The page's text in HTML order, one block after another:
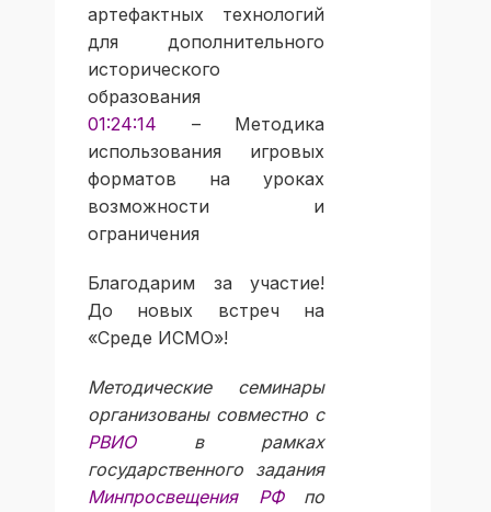
артефактных технологий
для дополнительного
исторического
образования
01:24:14 – Методика
использования игровых
форматов на уроках
возможности и
ограничения
Благодарим за участие!
До новых встреч на
«Среде ИСМО»!
Методические семинары
организованы совместно с
РВИОв рамках
государственного задания
Минпросвещения РФпо